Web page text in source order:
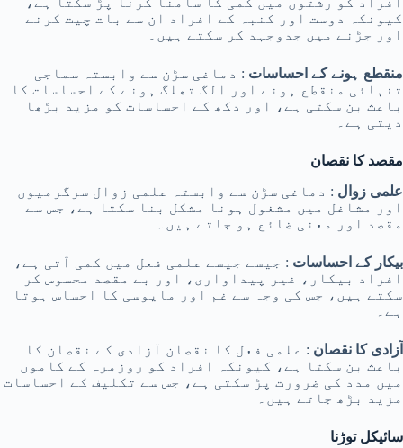
کیونکہ دوست اور کنبہ کے افراد ان سے بات چیت کرنے
اور جڑنے میں جدوجہد کر سکتے ہیں۔
منقطع ہونے کے احساسات : دماغی سڑن سے وابستہ سماجی
تنہائی منقطع ہونے اور الگ تھلگ ہونے کے احساسات کا
باعث بن سکتی ہے، اور دکھ کے احساسات کو مزید بڑھا
دیتی ہے۔
مقصد کا نقصان
علمی زوال : دماغی سڑن سے وابستہ علمی زوال سرگرمیوں
اور مشاغل میں مشغول ہونا مشکل بنا سکتا ہے، جس سے
مقصد اور معنی ضائع ہو جاتے ہیں۔
بیکار کے احساسات : جیسے جیسے علمی فعل میں کمی آتی ہے،
افراد بیکار، غیر پیداواری، اور بے مقصد محسوس کر
سکتے ہیں، جس کی وجہ سے غم اور مایوسی کا احساس ہوتا
ہے۔
آزادی کا نقصان : علمی فعل کا نقصان آزادی کے نقصان کا
باعث بن سکتا ہے، کیونکہ افراد کو روزمرہ کے کاموں
میں مدد کی ضرورت پڑ سکتی ہے، جس سے تکلیف کے احساسات
مزید بڑھ جاتے ہیں۔
سائیکل توڑنا